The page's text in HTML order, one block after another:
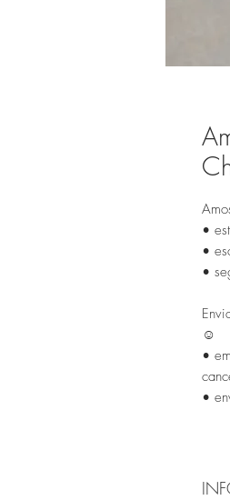
•
•
•
☺
•
•